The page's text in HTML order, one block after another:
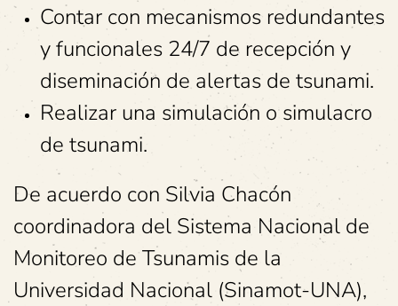
Contar con mecanismos redundantes
y funcionales 24/7 de recepción y
diseminación de alertas de tsunami.
Realizar una simulación o simulacro
de tsunami.
De acuerdo con Silvia Chacón
coordinadora del Sistema Nacional de
Monitoreo de Tsunamis de la
Universidad Nacional (Sinamot-UNA),